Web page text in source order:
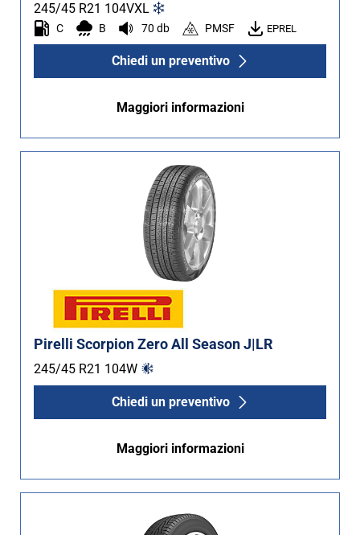
245/45 R21 104VXL
C B 70 db PMSF EPREL
Chiedi un preventivo
Maggiori informazioni
Pirelli Scorpion Zero All Season J|LR
245/45 R21 104W
Chiedi un preventivo
Maggiori informazioni